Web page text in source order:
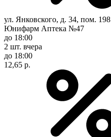
ул. Янковского, д. 34, пом. 198
Юнифарм Аптека №47
до 18:00
2 шт. вчера
до 18:00
12,65 р.